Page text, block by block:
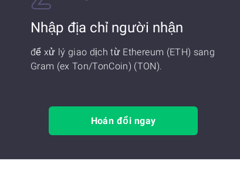
Nhập địa chỉ người nhận
để xử lý giao dịch từ Ethereum (ETH) sang
Gram (ex Ton/TonCoin) (TON).
Hoán đổi ngay